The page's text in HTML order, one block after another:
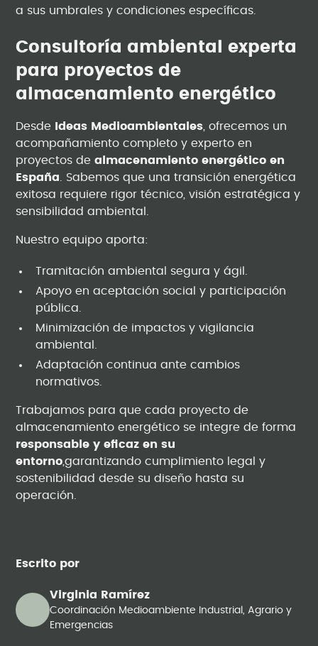
Escrito por
Virginia Ramírez
Coordinación Medioambiente Industrial, Agrario y
Emergencias
a sus umbrales y condiciones específicas.
Consultoría ambiental experta
para proyectos de
almacenamiento energético
Desde Ideas Medioambientales , ofrecemos un
acompañamiento completo y experto en
proyectos dealmacenamiento energético en
España . Sabemos que una transición energética
exitosa requiere rigor técnico, visión estratégica y
sensibilidad ambiental.
Nuestro equipo aporta:
Tramitación ambiental segura y ágil.
Apoyo en aceptación social y participación
pública.
Minimización de impactos y vigilancia
ambiental.
Adaptación continua ante cambios
normativos.
Trabajamos para que cada proyecto de
almacenamiento energético se integre de forma
responsable y eficaz en su
entorno,garantizando cumplimiento legal y
sostenibilidad desde su diseño hasta su
operación.